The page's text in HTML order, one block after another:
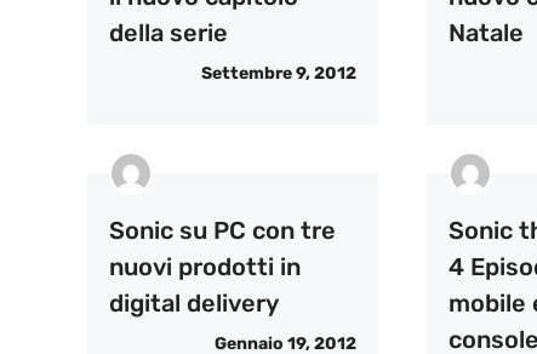
della serie
Settembre 9, 2012
Natale
Sonic su PC con tre
nuovi prodotti in
digital delivery
Gennaio 19, 2012
Sonic
4
mobile
console